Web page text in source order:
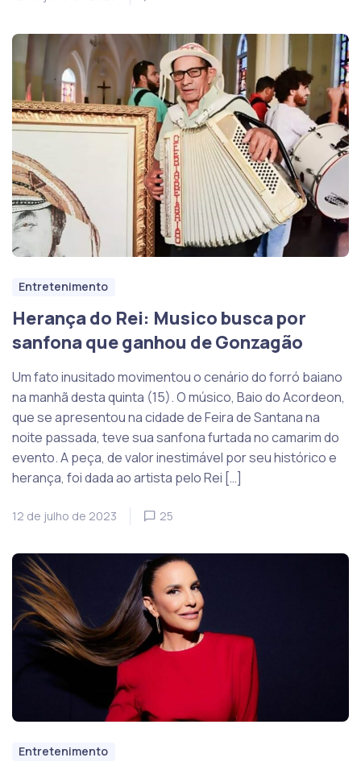
Entretenimento
Herança do Rei: Musico busca por
sanfona que ganhou de Gonzagão
Um fato inusitado movimentou o cenário do forró baiano
na manhã desta quinta (15). O músico, Baio do Acordeon,
que se apresentou na cidade de Feira de Santana na
noite passada, teve sua sanfona furtada no camarim do
evento. A peça, de valor inestimável por seu histórico e
herança, foi dada ao artista pelo Rei […]
12 de julho de 2023 25
Entretenimento